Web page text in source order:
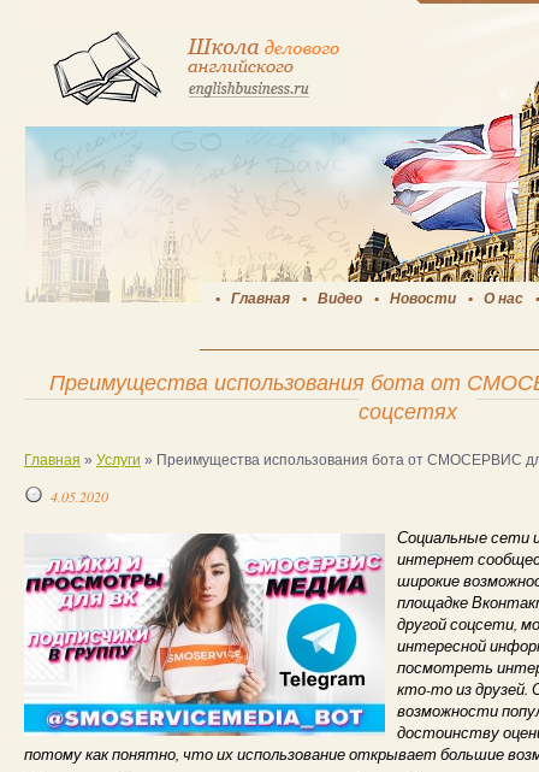
Главная Видео Новости О нас
Преимущества использования бота от
соцсетях
Главная » Услуги » Преимущества использования бота от СМОСЕРВИС
4.05.2020
Социальные сети
интернет
широкие
площадке
другой соцсети,
интересной
посмотреть
кто-то из друзей.
возможности
достоинству
потому как понятно, что их использование открывает большие